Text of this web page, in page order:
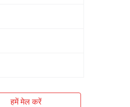
हमें मेल करें